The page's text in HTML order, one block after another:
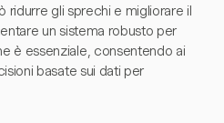
ridurre gli sprechi e migliorare il
un sistema robusto per
è essenziale, consentendo ai
basate sui dati per